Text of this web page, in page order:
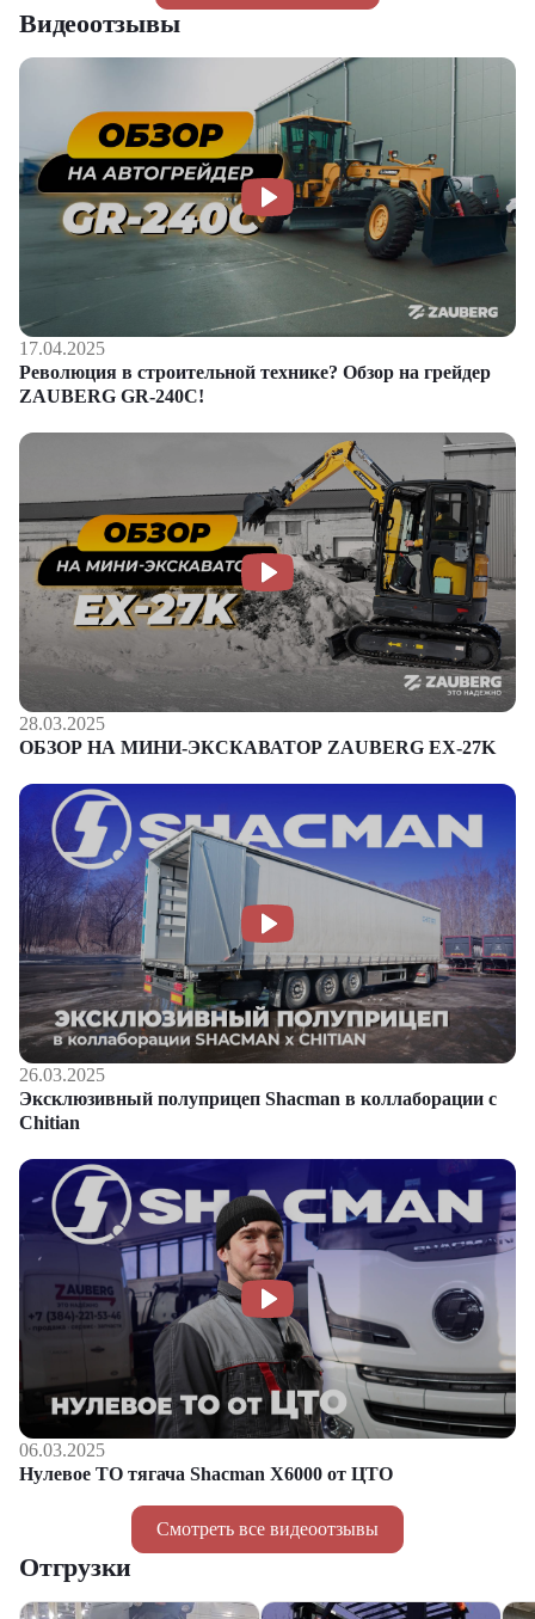
Смотреть все видеоотзывы
Видеоотзывы
17.04.2025
Революция в строительной технике? Обзор на грейдер
ZAUBERG GR-240C!
28.03.2025
ОБЗОР НА МИНИ-ЭКСКАВАТОР ZAUBERG EX-27K
26.03.2025
Эксклюзивный полуприцеп Shacman в коллаборации с
Chitian
06.03.2025
Нулевое ТО тягача Shacman Х6000 от ЦТО
Отгрузки